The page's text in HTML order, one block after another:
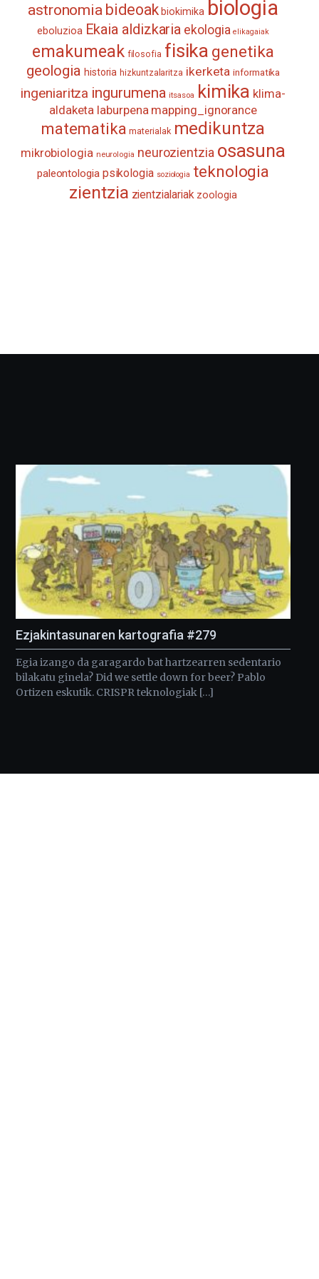
astronomia bideoak biokimika biologia
eboluzioa Ekaia aldizkaria ekologia elikagaiak
emakumeak filosofia fisika genetika
geologia historia hizkuntzalaritza ikerketa informatika
ingeniaritza ingurumena itsasoa kimika klima-
aldaketa laburpena mapping_ignorance
matematika materialak medikuntza
mikrobiologia neurologia neurozientzia osasuna
paleontologia psikologia soziologia teknologia
zientzia zientzialariak zoologia
Ezjakintasunaren kartografia #279
Egia izango da garagardo bat hartzearren sedentario
bilakatu ginela? Did we settle down for beer? Pablo
Ortizen eskutik. CRISPR teknologiak […]